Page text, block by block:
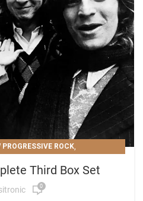
ROCK,
Third Box Set
0